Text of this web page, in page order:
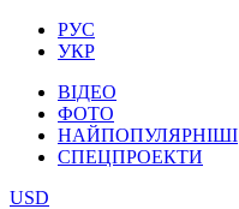
РУС
УКР
ВІДЕО
ФОТО
НАЙПОПУЛЯРНІШІ
СПЕЦПРОЕКТИ
USD